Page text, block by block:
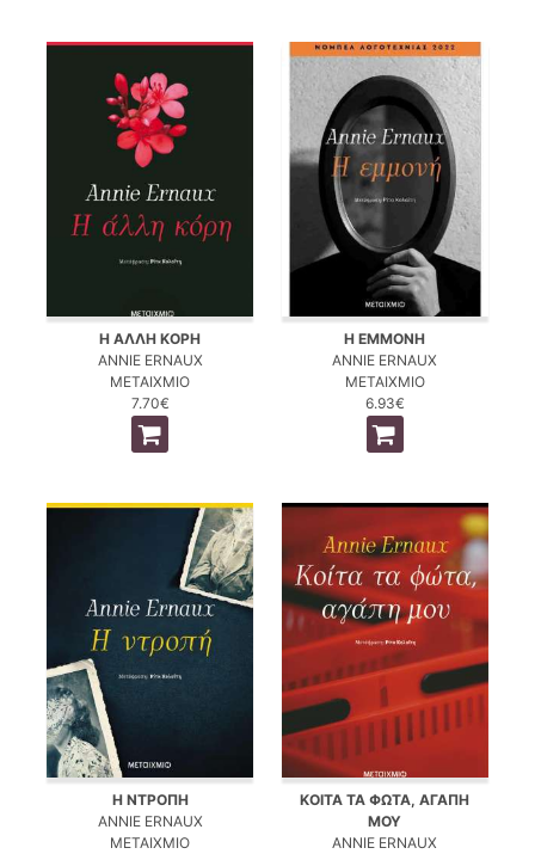
Η ΑΛΛΗ ΚΟΡΗ
ANNIE ERNAUX
ΜΕΤΑΙΧΜΙΟ
7.70€
Η ΕΜΜΟΝΗ
ANNIE ERNAUX
ΜΕΤΑΙΧΜΙΟ
6.93€
Η ΝΤΡΟΠΗ
ANNIE ERNAUX
ΜΕΤΑΙΧΜΙΟ
ΚΟΙΤΑ ΤΑ ΦΩΤΑ, ΑΓΑΠΗ
ΜΟΥ
ANNIE ERNAUX